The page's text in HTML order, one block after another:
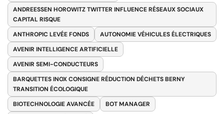
ANDREESSEN HOROWITZ TWITTER INFLUENCE RÉSEAUX SOCIAUX
CAPITAL RISQUE
ANTHROPIC LEVÉE FONDS
AUTONOMIE VÉHICULES ÉLECTRIQUES
AVENIR INTELLIGENCE ARTIFICIELLE
AVENIR SEMI-CONDUCTEURS
BARQUETTES INOX CONSIGNE RÉDUCTION DÉCHETS BERNY
TRANSITION ÉCOLOGIQUE
BIOTECHNOLOGIE AVANCÉE
BOT MANAGER